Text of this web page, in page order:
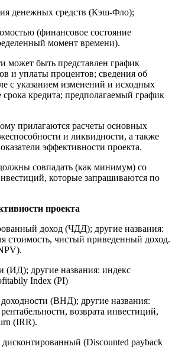
денежных средств (Кэш-Фло);
(финансовое состояние
момент времени).
может быть представлен график
и уплаты процентов; сведения об
с указанием изменений и исходных
кредита; предполагаемый график
прилагаются расчеты основных
и ликвидности, а также
эффективности проекта.
совпадать (как минимум) со
которые запрашиваются по
проекта
доход (ЧДД); другие названия:
стоимость, чистый приведенный доход.
(ИД); другие названия: индекс
Index (PI)
(ВНД); другие названия:
возврата инвестиций,
(IRR).
(Discounted payback